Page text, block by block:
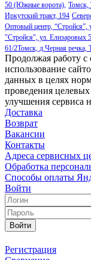
50 (Южные ворота), Томск,
Иркутский тракт, 194
Оптовый центр,
"Стройся", ул. Елизаровых
61/2Томск, д.Черная речка,
Продолжая работу с
использование
данных в целях
проведения
улучшения сервиса
Доставка
Возврат
Вакансии
Контакты
Адреса сервисных
Обработка
Способы оплаты
Войти
Войти
Регистрация